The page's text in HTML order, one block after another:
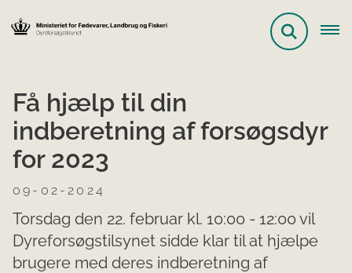
Få hjælp til din
indberetning af forsøgsdyr
for 2023
09-02-2024
Torsdag den 22. februar kl. 10:00 - 12:00 vil
Dyreforsøgstilsynet sidde klar til at hjælpe
brugere med deres indberetning af